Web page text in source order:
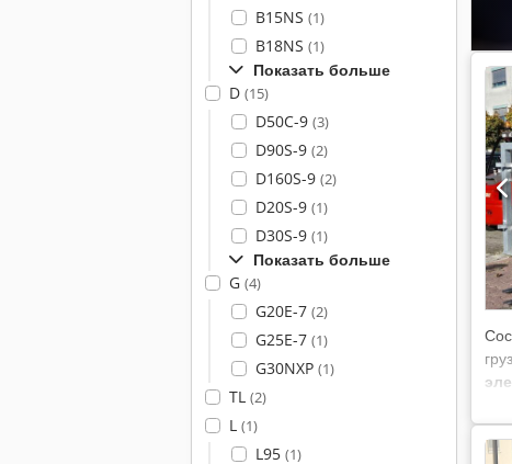
B15NS (1)
B18NS (1)
Показать больше
D (15)
D50C-9 (3)
D90S-9 (2)
D160S-9 (2)
D20S-9 (1)
D30S-9 (1)
Показать больше
G (4)
G20E-7 (2)
G25E-7 (1)
G30NXP (1)
TL (2)
L (1)
L95 (1)